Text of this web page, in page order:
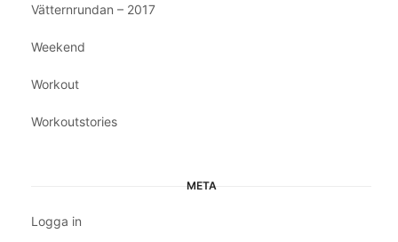
Vätternrundan – 2017
Weekend
Workout
Workoutstories
META
Logga in